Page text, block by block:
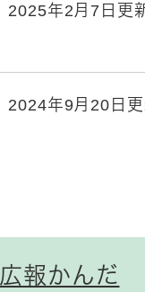
2025年2月7日更
2024年9月20日
広報かんだ